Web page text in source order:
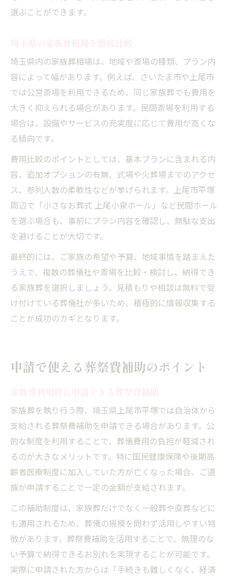
選ぶことができます。
埼玉県内の家族葬相場は、地域や斎場の種類、プラン内
容によって幅があります。例えば、さいたま市や上尾市
では公営斎場を利用できるため、同じ家族葬でも費用を
大きく抑えられる場合があります。民間斎場を利用する
場合は、設備やサービスの充実度に応じて費用が高くな
る傾向です。
費用比較のポイントとしては、基本プランに含まれる内
容、追加オプションの有無、式場や火葬場までのアクセ
ス、参列人数の柔軟性などが挙げられます。上尾市平塚
周辺で「小さなお葬式 上尾小泉ホール」など民間ホール
を選ぶ場合も、事前にプラン内容を確認し、無駄な支出
を避けることが大切です。
最終的には、ご家族の希望や予算、地域事情を踏まえた
うえで、複数の葬儀社や斎場を比較・検討し、納得でき
る家族葬を選択しましょう。見積もりや相談は無料で受
け付けている葬儀社が多いため、積極的に情報収集する
ことが成功のカギとなります。
申請で使える葬祭費補助のポイント
家族葬を執り行う際、埼玉県上尾市平塚では自治体から
支給される葬祭費補助を申請できる場合があります。公
的な制度を利用することで、葬儀費用の負担が軽減され
るのが大きなメリットです。特に国民健康保険や後期高
齢者医療制度に加入していた方が亡くなった場合、ご遺
族が申請することで一定の金額が支給されます。
この補助制度は、家族葬だけでなく一般葬や直葬などに
も適用されるため、葬儀の規模を問わず活用しやすい特
徴があります。葬祭費補助を活用することで、無理のな
い予算で納得できるお別れを実現することが可能です。
実際に申請された方からは「手続きも難しくなく、経済